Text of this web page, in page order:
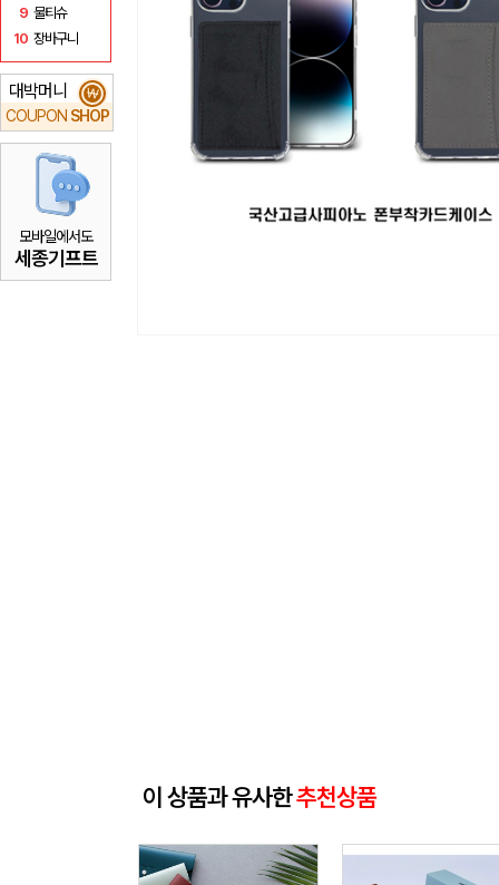
9 물티슈
10 장바구니
대박머니
COUPON SHOP
₩
모바일에서도
세종기프트
이 상품과 유사한추천상품